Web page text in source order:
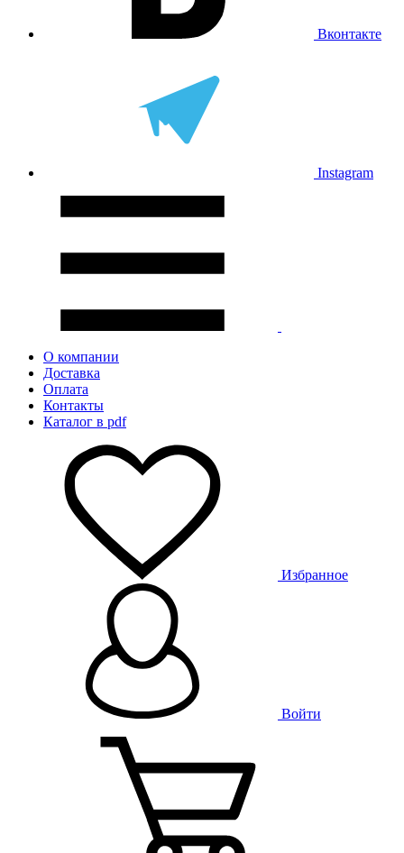
Вконтакте
Instagram
О компании
Доставка
Оплата
Контакты
Каталог в pdf
Избранное
Войти